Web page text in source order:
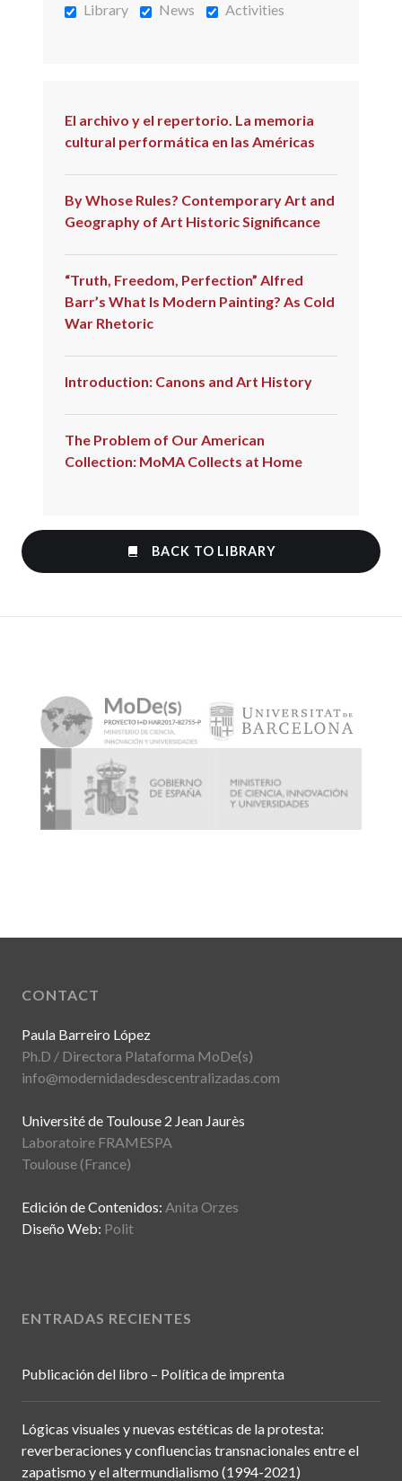
Library News Activities
El archivo y el repertorio. La memoria
cultural performática en las Américas
By Whose Rules? Contemporary Art and
Geography of Art Historic Significance
“Truth, Freedom, Perfection” Alfred
Barr’s What Is Modern Painting? As Cold
War Rhetoric
Introduction: Canons and Art History
The Problem of Our American
Collection: MoMA Collects at Home
BACK TO LIBRARY
CONTACT
Paula Barreiro López
Ph.D / Directora Plataforma MoDe(s)
info@modernidadesdescentralizadas.com
Université de Toulouse 2 Jean Jaurès
Laboratoire FRAMESPA
Toulouse (France)
Edición de Contenidos: Anita Orzes
Diseño Web: Polit
ENTRADAS RECIENTES
Publicación del libro – Política de imprenta
Lógicas visuales y nuevas estéticas de la protesta:
reverberaciones y confluencias transnacionales entre el
zapatismo y el altermundialismo (1994-2021)